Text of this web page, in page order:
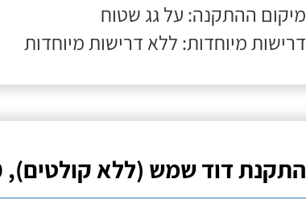
מיקום ההתקנה: על גג שטוח
דרישות מיוחדות: ללא דרישות מיוחדות
התקנת דוד שמש (ללא קולטים), 150 ליטר